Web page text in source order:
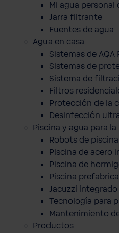
Mi agua personal
Jarra filtrante
Fuentes de agua
Agua en casa
Sistemas de AQA
Sistemas de
Sistema de
Filtros
Protección de la
Desinfección
Piscina y agua para la
Robots de piscina
Piscina de acero
Piscina de
Piscina
Jacuzzi integrado
Tecnología para
Mantenimiento
Productos